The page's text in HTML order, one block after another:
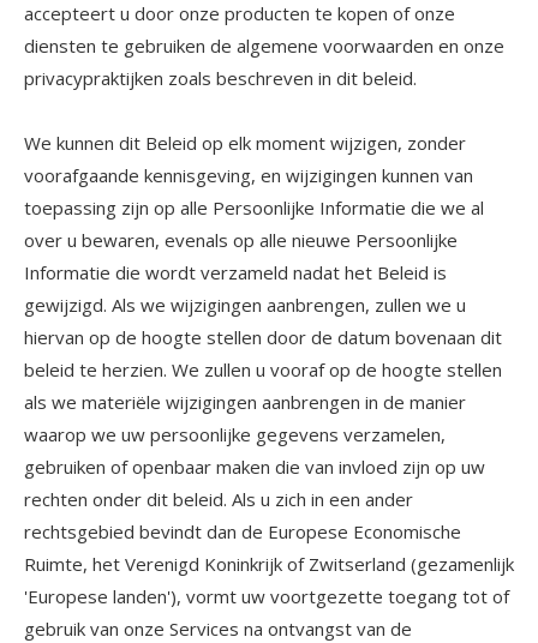
accepteert u door onze producten te kopen of onze
diensten te gebruiken de algemene voorwaarden en onze
privacypraktijken zoals beschreven in dit beleid.
We kunnen dit Beleid op elk moment wijzigen, zonder
voorafgaande kennisgeving, en wijzigingen kunnen van
toepassing zijn op alle Persoonlijke Informatie die we al
over u bewaren, evenals op alle nieuwe Persoonlijke
Informatie die wordt verzameld nadat het Beleid is
gewijzigd. Als we wijzigingen aanbrengen, zullen we u
hiervan op de hoogte stellen door de datum bovenaan dit
beleid te herzien. We zullen u vooraf op de hoogte stellen
als we materiële wijzigingen aanbrengen in de manier
waarop we uw persoonlijke gegevens verzamelen,
gebruiken of openbaar maken die van invloed zijn op uw
rechten onder dit beleid. Als u zich in een ander
rechtsgebied bevindt dan de Europese Economische
Ruimte, het Verenigd Koninkrijk of Zwitserland (gezamenlijk
'Europese landen'), vormt uw voortgezette toegang tot of
gebruik van onze Services na ontvangst van de